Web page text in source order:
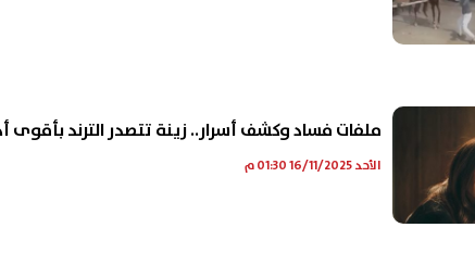
ملفات فساد وكشف أسرار.. زينة تتصدر الترند
الأحد 16/11/2025 01:30 م